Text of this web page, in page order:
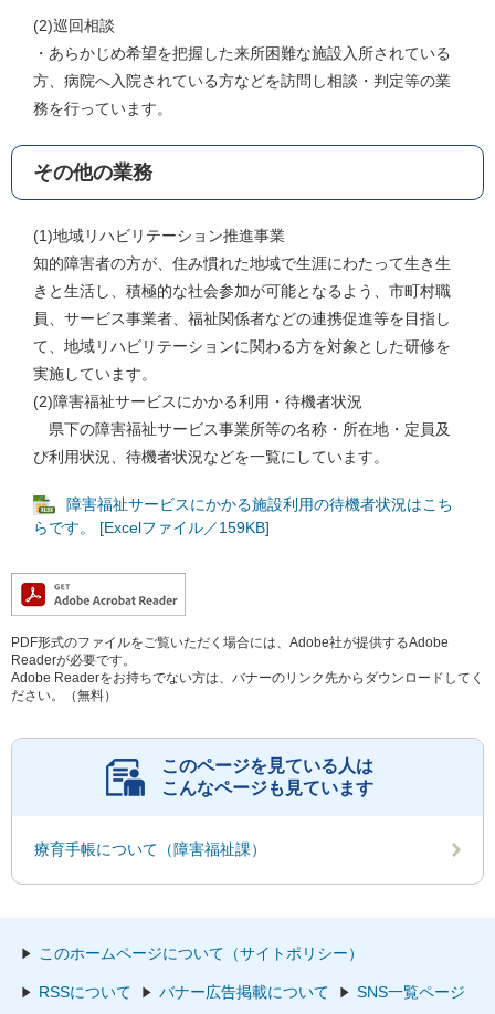
(2)巡回相談
・あらかじめ希望を把握した来所困難な施設入所されている
方、病院へ入院されている方などを訪問し相談・判定等の業
務を行っています。
その他の業務
(1)地域リハビリテーション推進事業
知的障害者の方が、住み慣れた地域で生涯にわたって生き生
きと生活し、積極的な社会参加が可能となるよう、市町村職
員、サービス事業者、福祉関係者などの連携促進等を目指し
て、地域リハビリテーションに関わる方を対象とした研修を
実施しています。
(2)障害福祉サービスにかかる利用・待機者状況
県下の障害福祉サービス事業所等の名称・所在地・定員及
び利用状況、待機者状況などを一覧にしています。
障害福祉サービスにかかる施設利用の待機者状況はこち
らです。 [Excelファイル／159KB]
PDF形式のファイルをご覧いただく場合には、Adobe社が提供するAdobe
Readerが必要です。
Adobe Readerをお持ちでない方は、バナーのリンク先からダウンロードしてく
ださい。（無料）
このページを見ている人は
こんなページも見ています
療育手帳について（障害福祉課）
このホームページについて（サイトポリシー）
RSSについて バナー広告掲載について SNS一覧ページ